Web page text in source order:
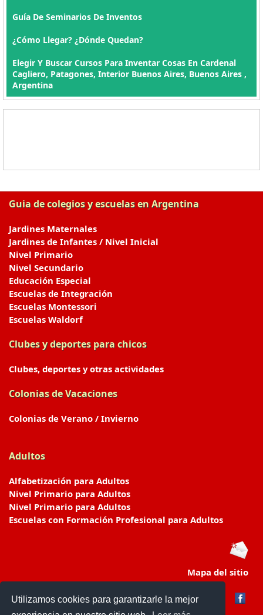
Utilizamos cookies para garantizarle la mejor
Guía De Seminarios De Inventos
¿Cómo Llegar? ¿Dónde Quedan?
Elegir Y Buscar Cursos Para Inventar Cosas En Cardenal
Cagliero, Patagones, Interior Buenos Aires, Buenos Aires ,
Argentina
Guia de colegios y escuelas en Argentina
Jardines Maternales
Jardines de Infantes / Nivel Inicial
Nivel Primario
Nivel Secundario
Educación Especial
Escuelas de Integración
Escuelas Montessori
Escuelas Waldorf
Clubes y deportes para chicos
Clubes, deportes y otras actividades
Colonias de Vacaciones
Colonias de Verano / Invierno
Adultos
Alfabetización para Adultos
Nivel Primario para Adultos
Nivel Primario para Adultos
Escuelas con Formación Profesional para Adultos
Mapa del sitio